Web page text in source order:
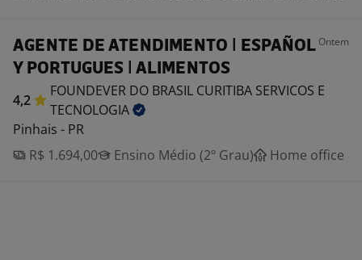
AGENTE DE ATENDIMENTO | ESPAÑOL
Y PORTUGUES | ALIMENTOS
Ontem
4,2
FOUNDEVER DO BRASIL CURITIBA SERVICOS E
TECNOLOGIA
Pinhais - PR
R$ 1.694,00
Ensino Médio (2º Grau) Home office